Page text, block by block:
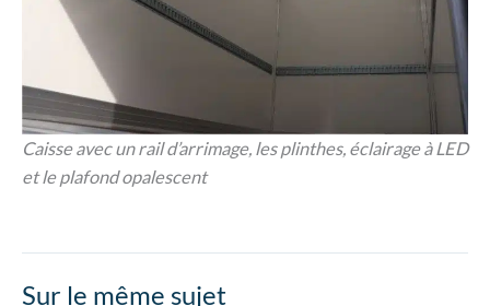
Caisse avec un rail d’arrimage, les plinthes, éclairage à LED
et le plafond opalescent
Sur le même sujet